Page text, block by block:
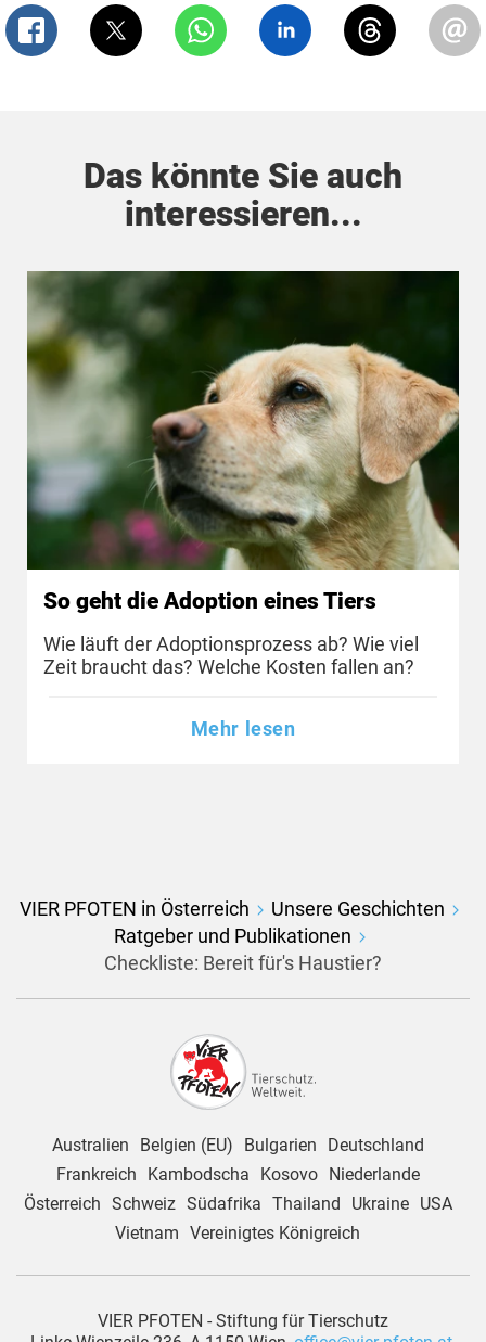
Das könnte Sie auch
interessieren...
So geht die Adoption eines Tiers
Wie läuft der Adoptionsprozess ab? Wie viel
Zeit braucht das? Welche Kosten fallen an?
Mehr lesen
VIER PFOTEN in Österreich
Unsere Geschichten
Ratgeber und Publikationen
Checkliste: Bereit für's Haustier?
Australien Belgien (EU) Bulgarien
Deutschland
Frankreich
Kambodscha Kosovo
Niederlande
Österreich Schweiz Südafrika Thailand Ukraine
USA
Vietnam Vereinigtes Königreich
VIER PFOTEN - Stiftung für Tierschutz